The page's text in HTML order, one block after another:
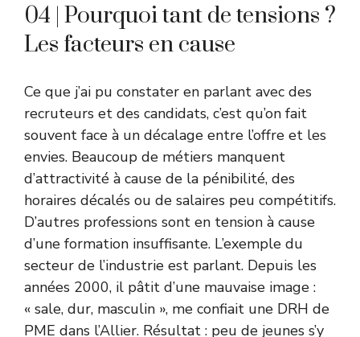
04 | Pourquoi tant de tensions ?
Les facteurs en cause
Ce que j’ai pu constater en parlant avec des
recruteurs et des candidats, c’est qu’on fait
souvent face à un décalage entre l’offre et les
envies. Beaucoup de métiers manquent
d’attractivité à cause de la pénibilité, des
horaires décalés ou de salaires peu compétitifs.
D’autres professions sont en tension à cause
d’une formation insuffisante. L’exemple du
secteur de l’industrie est parlant. Depuis les
années 2000, il pâtit d’une mauvaise image :
« sale, dur, masculin », me confiait une DRH de
PME dans l’Allier. Résultat : peu de jeunes s’y